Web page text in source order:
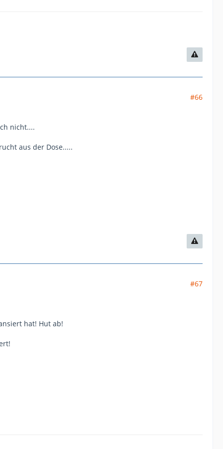
#66
nicht....
aus der Dose.....
#67
hat! Hut ab!